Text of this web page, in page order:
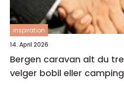
inspiration
14. April 2026
Bergen caravan alt du trenger å vite før du
velger bobil eller